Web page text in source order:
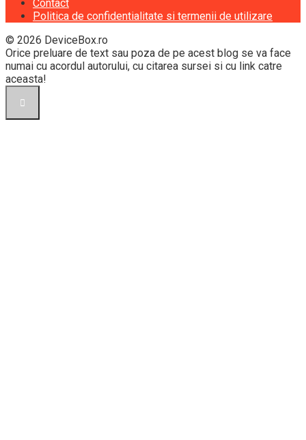
Contact
Politica de confidentialitate si termenii de utilizare
© 2026 DeviceBox.ro
Orice preluare de text sau poza de pe acest blog se va face
numai cu acordul autorului, cu citarea sursei si cu link catre
aceasta!